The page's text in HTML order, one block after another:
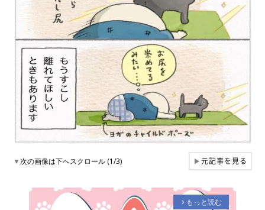
▼次の画像は下へスクロール (1/3) ▶元記事を見る
arrow_forward_ios もっと読む